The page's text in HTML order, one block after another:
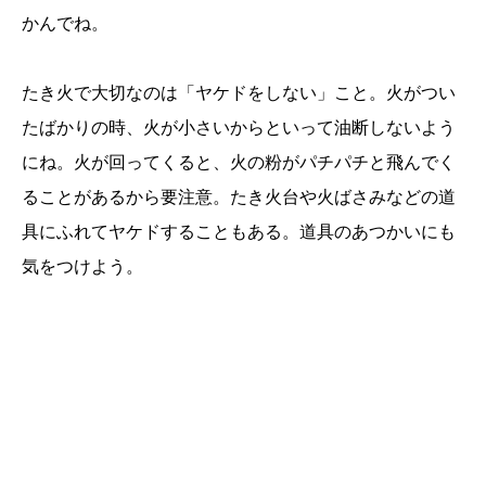
かんでね。
たき火で大切なのは「ヤケドをしない」こと。火がつい
たばかりの時、火が小さいからといって油断しないよう
にね。火が回ってくると、火の粉がパチパチと飛んでく
ることがあるから要注意。たき火台や火ばさみなどの道
具にふれてヤケドすることもある。道具のあつかいにも
気をつけよう。